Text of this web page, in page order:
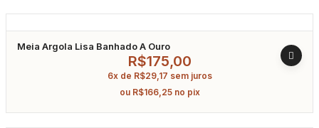
Meia Argola Lisa Banhado A Ouro
R$175,00
6x de R$29,17 sem juros
ou R$166,25 no pix